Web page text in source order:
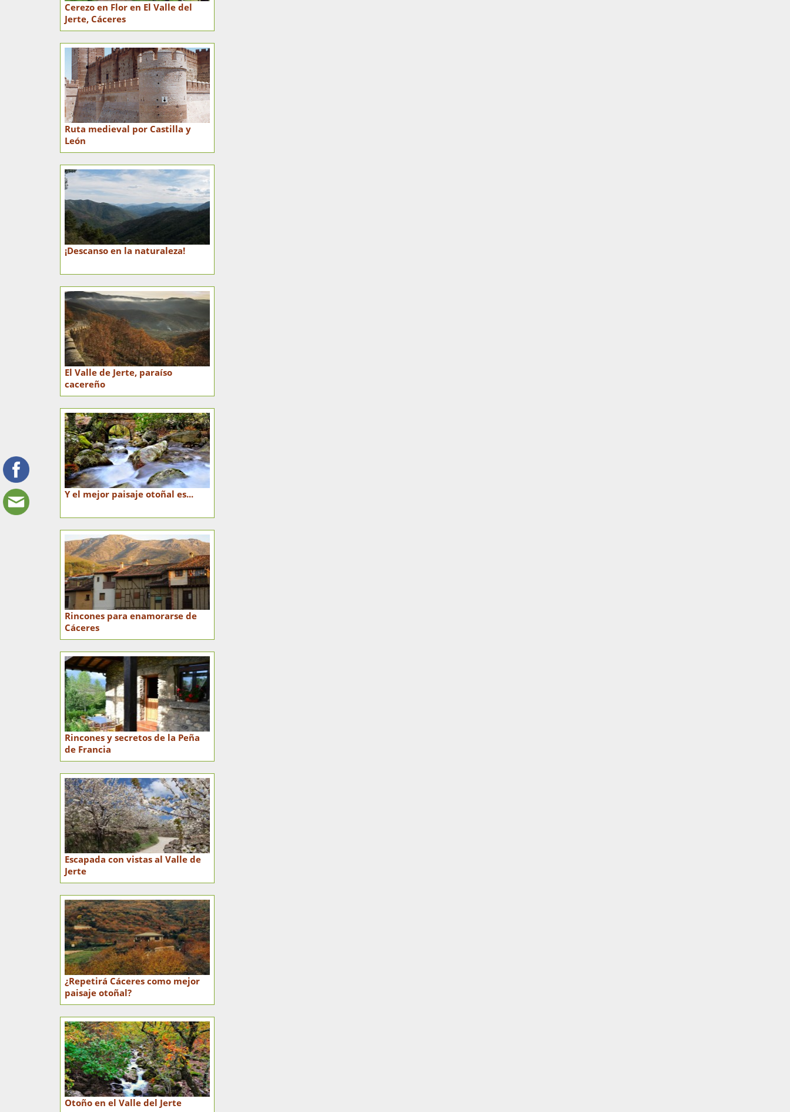
Cerezo en Flor en El Valle del
Jerte, Cáceres
Ruta medieval por Castilla y
León
¡Descanso en la naturaleza!
El Valle de Jerte, paraíso
cacereño
Y el mejor paisaje otoñal es...
Rincones para enamorarse de
Cáceres
Rincones y secretos de la Peña
de Francia
Escapada con vistas al Valle de
Jerte
¿Repetirá Cáceres como mejor
paisaje otoñal?
Otoño en el Valle del Jerte